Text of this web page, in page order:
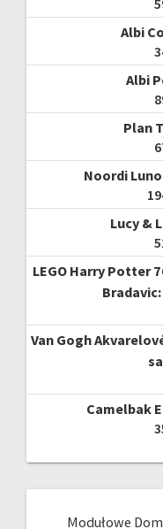
Albi
Albi
Plan
Noordi
Lucy &
LEGO Harry Potter
Van Gogh
Camelbak
Modułowe